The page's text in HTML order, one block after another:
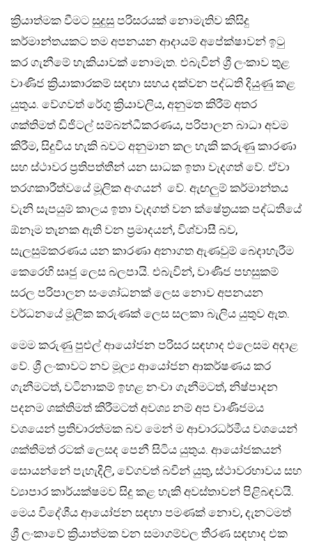
ක්‍රියාත්මක වීමට සුදුසු පරිසරයක් නොමැතිව කිසිදු
කර්මාන්තයකට තම අපනයන ආදායම් අපේක්ෂාවන් ඉටු
කර ගැනීමේ හැකියාවක් නොමැත. එබැවින් ශ්‍රී ලංකාව තුළ
වාණිජ ක්‍රියාකාරකම් සඳහා සහය දක්වන පද්ධති දියුණු කළ
යුතුය. වේගවත් රේගු ක්‍රියාවලිය, අනුමත කිරීම් අතර
ශක්තිමත් ඩිජිටල් සම්බන්ධීකරණය, පරිපාලන බාධා අවම
කිරීම, සිදුවිය හැකි බවට අනුමාන කල හැකි කරුණු කාරණා
සහ ස්ථාවර ප්‍රතිපත්තීන් යන සාධක ඉතා වැදගත් වේ. ඒවා
තරගකාරීත්වයේ මූලික අංගයන් වේ. ඇඟලුම් කර්මාන්තය
වැනි සැපයුම් කාලය ඉතා වැදගත් වන ක්ෂේත්‍රයක පද්ධතියේ
ඕනෑම තැනක ඇති වන ප්‍රමාදයන්, විශ්වාසී බව,
සැලසුම්කරණය යන කාරණා අනාගත ඇණවුම් බෙදාහැරීම
කෙරෙහි සෘජු ලෙස බලපායි. එබැවින්, වාණිජ පහසුකම්
සරල පරිපාලන සංශෝධනක් ලෙස නොව අපනයන
වර්ධනයේ මූලික කරුණක් ලෙස සලකා බැලිය යුතුව ඇත.
මෙම කරුණු පුළුල් ආයෝජන පරිසර සඳහාද එලෙසම අදාළ
වේ. ශ්‍රී ලංකාවට නව මූල්‍ය ආයෝජන ආකර්ෂණය කර
ගැනීමටත්, වටිනාකම් ඉහළ නංවා ගැනීමටත්, නිෂ්පාදන
පදනම ශක්තිමත් කිරීමටත් අවශ්‍ය නම් අප වාණිජමය
වශයෙන් ප්‍රතිචාරත්මක බව මෙන් ම ආචාරධර්මීය වශයෙන්
ශක්තිමත් රටක් ලෙසද පෙනී සිටිය යුතුය. ආයෝජකයන්
සොයන්නේ පැහැදිලි, වේගවත් බවින් යුතු, ස්ථාවරභාවය සහ
ව්‍යාපාර කාර්යක්ෂමව සිදු කළ හැකි අවස්තාවන් පිළිබඳවයි.
මෙය විදේශීය ආයෝජන සඳහා පමණක් නොව, දැනටමත්
ශ්‍රී ලංකාවේ ක්‍රියාත්මක වන සමාගම්වල තීරණ සඳහාද එක